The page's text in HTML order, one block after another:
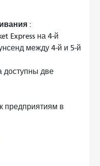
:
Express на 4-й
между 4-й и 5-й
доступны две
предприятиям в